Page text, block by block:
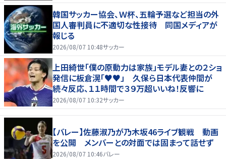
韓国サッカー協会、Ｗ杯、五輪予選など担当の外
国人審判員に不適切な性接待 同国メディアが
報じる
2026/08/07 10:48サッカー
上田綺世「僕の原動力は家族」モデル妻との２ショ
発信に板倉滉「♥♥」 久保ら日本代表仲間が
続々反応、１１時間で３９万超いいね！反響に
2026/08/07 10:32サッカー
【バレー】佐藤淑乃が乃木坂46ライブ観戦 動画
を公開 メンバーとの対面では固まって話せず
2026/08/07 10:46バレー